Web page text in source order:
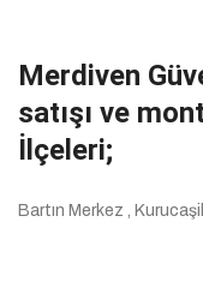
Merdiven
satışı ve
İlçeleri;
Bartın Merkez ,